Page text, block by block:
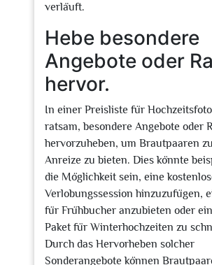
verläuft.
Hebe besondere
Angebote oder
hervor.
In einer Preisliste für
ratsam, besondere Angebote oder
hervorzuheben, um Brautpaaren
Anreize zu bieten. Dies könnte
die Möglichkeit sein, eine
Verlobungssession hinzuzufügen,
für Frühbucher anzubieten oder
Paket für Winterhochzeiten zu
Durch das Hervorheben solcher
Sonderangebote können